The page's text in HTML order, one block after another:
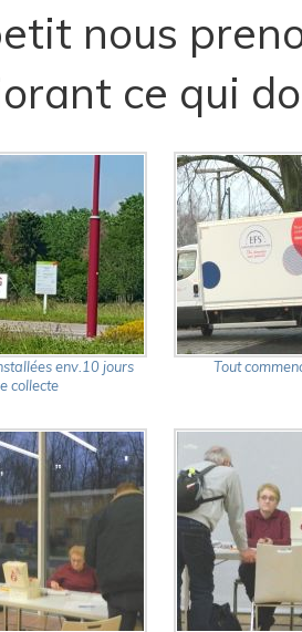
nous
ce qui
env.10 jours
collecte
Tout